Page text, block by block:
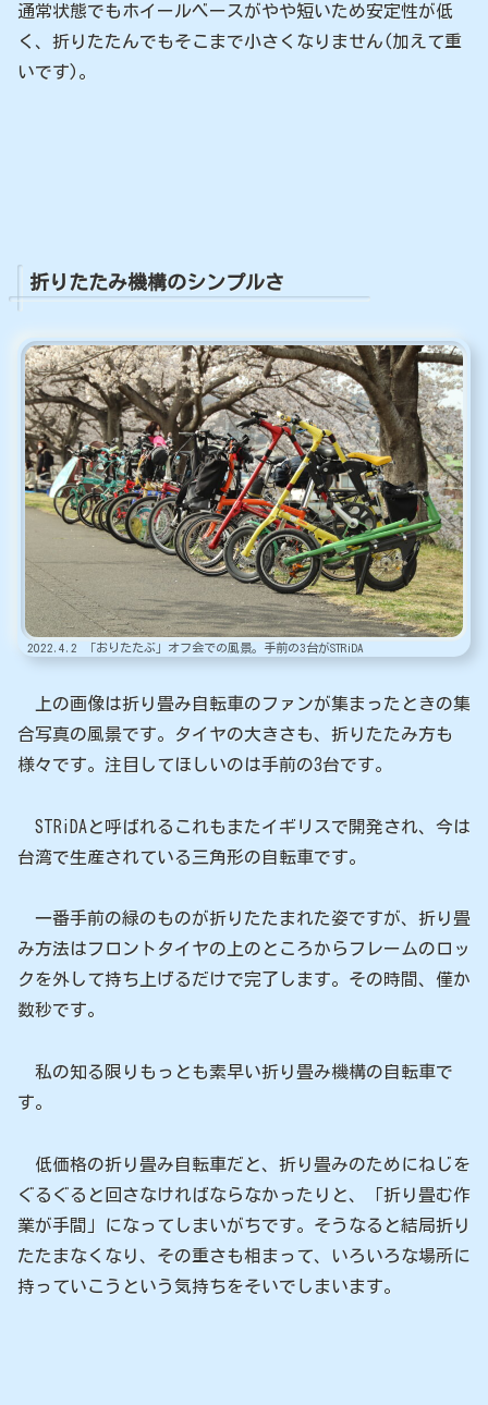
通常状態でもホイールベースがやや短いため安定性が低
く、折りたたんでもそこまで小さくなりません(加えて重
いです)。
折りたたみ機構のシンプルさ
2022.4.2 「おりたたぶ」オフ会での風景。手前の3台がSTRiDA
上の画像は折り畳み自転車のファンが集まったときの集
合写真の風景です。タイヤの大きさも、折りたたみ方も
様々です。注目してほしいのは手前の3台です。
STRiDAと呼ばれるこれもまたイギリスで開発され、今は
台湾で生産されている三角形の自転車です。
一番手前の緑のものが折りたたまれた姿ですが、折り畳
み方法はフロントタイヤの上のところからフレームのロッ
クを外して持ち上げるだけで完了します。その時間、僅か
数秒です。
私の知る限りもっとも素早い折り畳み機構の自転車で
す。
低価格の折り畳み自転車だと、折り畳みのためにねじを
ぐるぐると回さなければならなかったりと、「折り畳む作
業が手間」になってしまいがちです。そうなると結局折り
たたまなくなり、その重さも相まって、いろいろな場所に
持っていこうという気持ちをそいでしまいます。